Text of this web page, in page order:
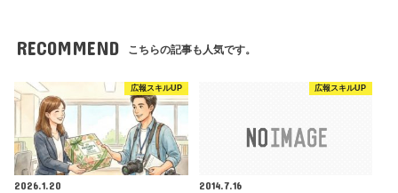
RECOMMEND こちらの記事も人気です。
広報スキルUP
2026.1.20
広報スキルUP
2014.7.16